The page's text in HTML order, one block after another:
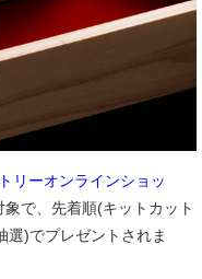
リーオンラインショッ
象で、先着順(キットカット
選)でプレゼントされま